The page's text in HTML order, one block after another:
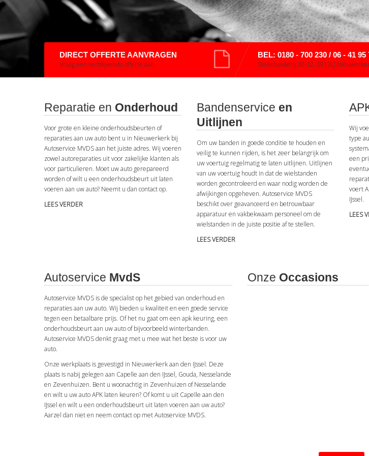
DIRECT OFFERTE AANVRAGEN
Vraag een verblijvende offerte aan
BEL: 0180 - 700 230 / 06 - 41 95
Steenbakkerij 30-32, 2913LJ
Reparatie en Onderhoud
Voor grote en kleine onderhoudsbeurten of
reparaties aan uw auto bent u in Nieuwerkerk bij
Autoservice MVDS aan het juiste adres. Wij voeren
zowel autoreparaties uit voor zakelijke klanten als
voor particulieren. Moet uw auto gerepareerd
worden of wilt u een onderhoudsbeurt uit laten
voeren aan uw auto? Neemt u dan contact op.
LEES VERDER
Bandenservice en
Uitlijnen
Om uw banden in goede conditie te houden en
veilig te kunnen rijden, is het zeer belangrijk om
uw voertuig regelmatig te laten uitlijnen. Uitlijnen
van uw voertuig houdt in dat de wielstanden
worden gecontroleerd en waar nodig worden de
afwijkingen opgeheven. Autoservice MVDS
beschikt over geavanceerd en betrouwbaar
apparatuur en vakbekwaam personeel om de
wielstanden in de juiste positie af te stellen.
LEES VERDER
Wij
type
een
voert
IJssel.
LEES
Autoservice MvdS
Autoservice MVDS is de specialist op het gebied van onderhoud en
reparaties aan uw auto. Wij bieden u kwaliteit en een goede service
tegen een betaalbare prijs. Of het nu gaat om een apk keuring, een
onderhoudsbeurt aan uw auto of bijvoorbeeld winterbanden.
Autoservice MVDS denkt graag met u mee wat het beste is voor uw
auto.
Onze werkplaats is gevestigd in Nieuwerkerk aan den IJssel. Deze
plaats is nabij gelegen aan Capelle aan den IJssel, Gouda, Nesselande
en Zevenhuizen. Bent u woonachtig in Zevenhuizen of Nesselande
en wilt u uw auto APK laten keuren? Of komt u uit Capelle aan den
IJssel en wilt u een onderhoudsbeurt uit laten voeren aan uw auto?
Aarzel dan niet en neem contact op met Autoservice MVDS.
Onze Occasions
Marco is echt
advies. Ik kan
Snelle afspraak te maken, lekker goedkoop en heel
eerlijk. Wat wil je nog meer!? 😃👍🏻
Joost Eijkman 7 een paar maanden geleden